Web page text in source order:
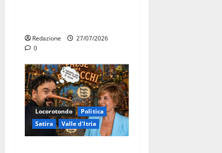
Redazione
27/07/2026
0
Locorotondo
Politica
Satira
Valle d'Itria